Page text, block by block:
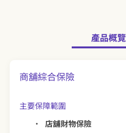
產品概覽
商舖綜合保險
主要保障範圍
店舖財物保險